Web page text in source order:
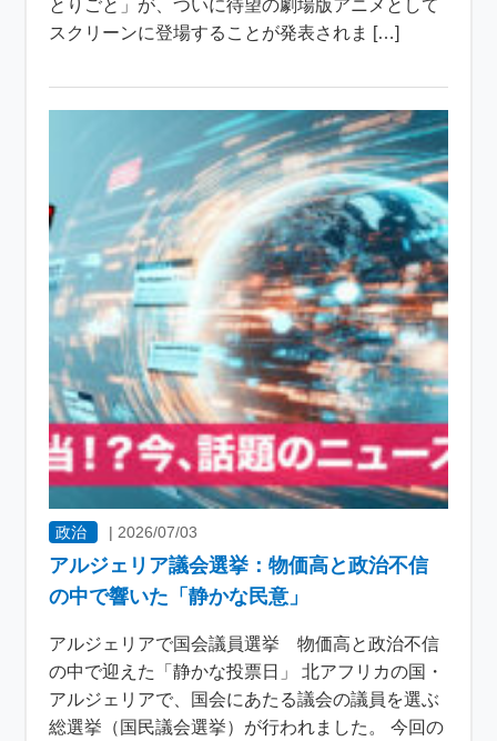
とりごと」が、ついに待望の劇場版アニメとして
スクリーンに登場することが発表されま […]
政治 | 2026/07/03
アルジェリア議会選挙：物価高と政治不信
の中で響いた「静かな民意」
アルジェリアで国会議員選挙 物価高と政治不信
の中で迎えた「静かな投票日」 北アフリカの国・
アルジェリアで、国会にあたる議会の議員を選ぶ
総選挙（国民議会選挙）が行われました。 今回の